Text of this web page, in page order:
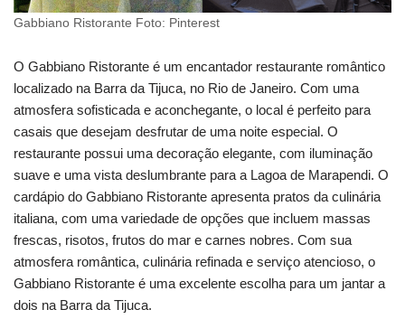
Gabbiano Ristorante Foto: Pinterest
O Gabbiano Ristorante é um encantador restaurante romântico
localizado na Barra da Tijuca, no Rio de Janeiro. Com uma
atmosfera sofisticada e aconchegante, o local é perfeito para
casais que desejam desfrutar de uma noite especial. O
restaurante possui uma decoração elegante, com iluminação
suave e uma vista deslumbrante para a Lagoa de Marapendi. O
cardápio do Gabbiano Ristorante apresenta pratos da culinária
italiana, com uma variedade de opções que incluem massas
frescas, risotos, frutos do mar e carnes nobres. Com sua
atmosfera romântica, culinária refinada e serviço atencioso, o
Gabbiano Ristorante é uma excelente escolha para um jantar a
dois na Barra da Tijuca.